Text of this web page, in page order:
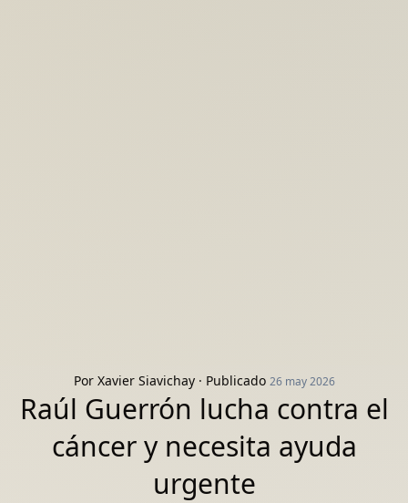
Por Xavier Siavichay· Publicado 26 may 2026
Raúl Guerrón lucha contra el
cáncer y necesita ayuda
urgente